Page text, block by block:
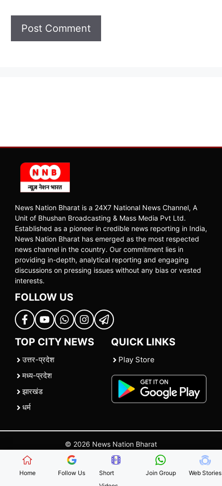
News Nation Bharat is a 24X7 National News Channel, A
Unit of Bhushan Broadcasting & Mass Media Pvt Ltd.
Established as a pioneer in credible news reporting in India,
News Nation Bharat has emerged as the most respected
news channel in the country. Our commitment lies in
providing in-depth, analytical reporting and engaging
discussions on pressing issues without any bias or vested
interests.
FOLLOW US
TOP CITY NEWS
उत्तर-प्रदेश
मध्य-प्रदेश
झारखंड
धर्म
QUICK LINKS
Play Store
© 2026 News Nation Bharat
Home| |Contact Us |Policies Terms and Conditions
Home Follow Us
Short
Join Group Web Stories